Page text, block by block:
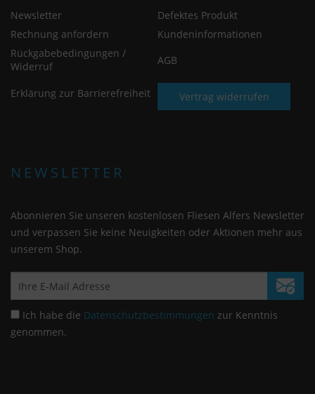
Newsletter
Defektes Produkt
Rechnung anfordern
Kundeninformationen
Rückgabebedingungen /
Widerruf
AGB
Erklärung zur Barrierefreiheit Vertrag widerrufen
NEWSLETTER
Abonnieren Sie unseren kostenlosen Fliesen Alfers Newsletter
und verpassen Sie keine Neuigkeiten oder Aktionen mehr aus
unserem Shop.
Ich habe die Datenschutzbestimmungen zur Kenntnis
genommen.